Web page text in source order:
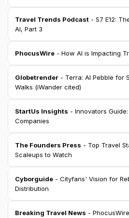
Travel Trends Podcast - S7 E12:
AI, Part 3
PhocusWire - How AI is Impacting
Globetrender - Terra: AI Pebble for
Walks (iWander cited)
StartUs Insights - Innovators
Companies
The Founders Press - Top Travel
Scaleups to Watch
Cyborguide - Cityfans' Vision for
Distribution
Breaking Travel News -